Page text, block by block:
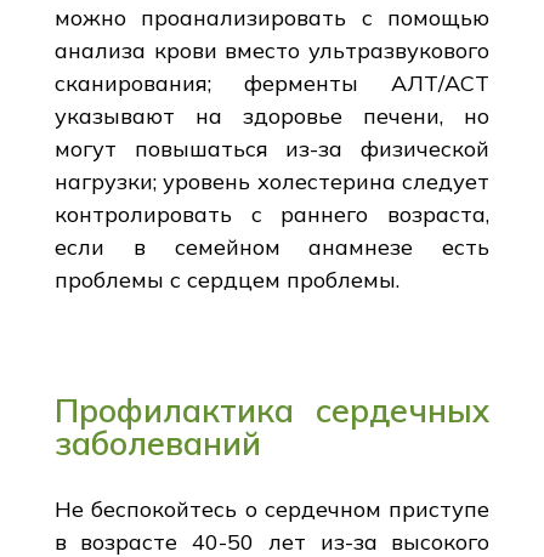
можно проанализировать с помощью
анализа крови вместо ультразвукового
сканирования; ферменты АЛТ/АСТ
указывают на здоровье печени, но
могут повышаться из-за физической
нагрузки; уровень холестерина следует
контролировать с раннего возраста,
если в семейном анамнезе есть
проблемы с сердцем проблемы.
Профилактика сердечных
заболеваний
Не беспокойтесь о сердечном приступе
в возрасте 40-50 лет из-за высокого